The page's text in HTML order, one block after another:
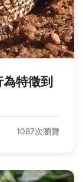
特徵到
1087次瀏覽